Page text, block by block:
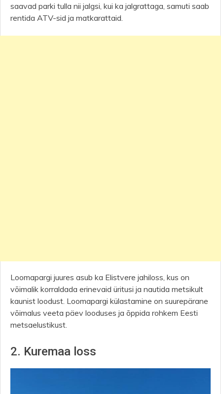
saavad parki tulla nii jalgsi, kui ka jalgrattaga, samuti saab
rentida ATV-sid ja matkarattaid.
Loomapargi juures asub ka Elistvere jahiloss, kus on
võimalik korraldada erinevaid üritusi ja nautida metsikult
kaunist loodust. Loomapargi külastamine on suurepärane
võimalus veeta päev looduses ja õppida rohkem Eesti
metsaelustikust.
2. Kuremaa loss